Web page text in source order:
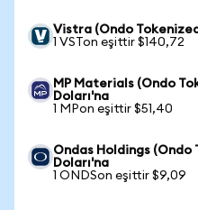
Vistra (Ondo
1 VSTon eşittir $140,72
MP Materials (Ondo
Doları'na
1 MPon eşittir $51,40
Ondas Holdings (Ondo
Doları'na
1 ONDSon eşittir $9,09